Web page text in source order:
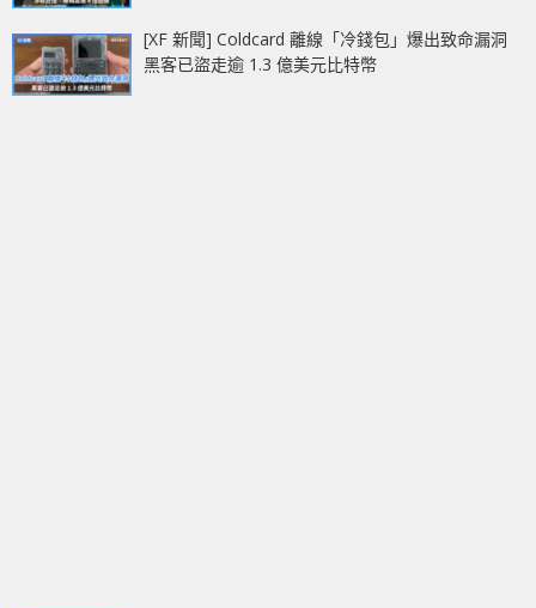
[XF 新聞] Coldcard 離線「冷錢包」爆出致命漏洞
黑客已盜走逾 1.3 億美元比特幣